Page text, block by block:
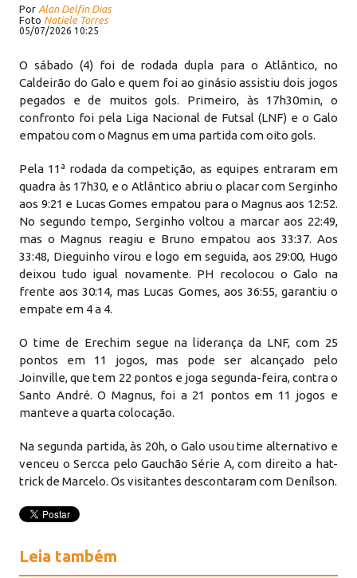
Por Alan Delfin Dias
Foto Natiele Torres
05/07/2026 10:25
O sábado (4) foi de rodada dupla para o Atlântico, no
Caldeirão do Galo e quem foi ao ginásio assistiu dois jogos
pegados e de muitos gols. Primeiro, às 17h30min, o
confronto foi pela Liga Nacional de Futsal (LNF) e o Galo
empatou com o Magnus em uma partida com oito gols.
Pela 11ª rodada da competição, as equipes entraram em
quadra às 17h30, e o Atlântico abriu o placar com Serginho
aos 9:21 e Lucas Gomes empatou para o Magnus aos 12:52.
No segundo tempo, Serginho voltou a marcar aos 22:49,
mas o Magnus reagiu e Bruno empatou aos 33:37. Aos
33:48, Dieguinho virou e logo em seguida, aos 29:00, Hugo
deixou tudo igual novamente. PH recolocou o Galo na
frente aos 30:14, mas Lucas Gomes, aos 36:55, garantiu o
empate em 4 a 4.
O time de Erechim segue na liderança da LNF, com 25
pontos em 11 jogos, mas pode ser alcançado pelo
Joinville, que tem 22 pontos e joga segunda-feira, contra o
Santo André. O Magnus, foi a 21 pontos em 11 jogos e
manteve a quarta colocação.
Na segunda partida, às 20h, o Galo usou time alternativo e
venceu o Sercca pelo Gauchão Série A, com direito a hat-
trick de Marcelo. Os visitantes descontaram com Denílson.
Leia também